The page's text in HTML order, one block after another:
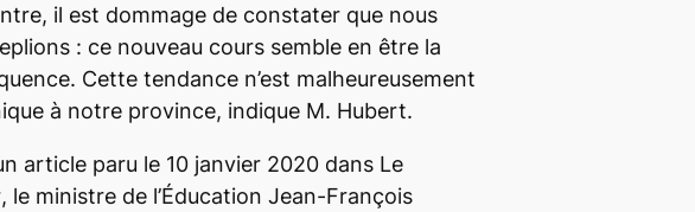
il est dommage de constater que nous
: ce nouveau cours semble en être la
Cette tendance n’est malheureusement
à notre province, indique M. Hubert.
article paru le 10 janvier 2020 dans Le
, le ministre de l’Éducation Jean-François